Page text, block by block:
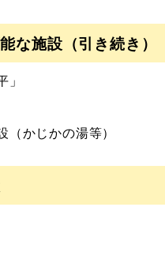
な施設（引き続き）
かじかの湯等）